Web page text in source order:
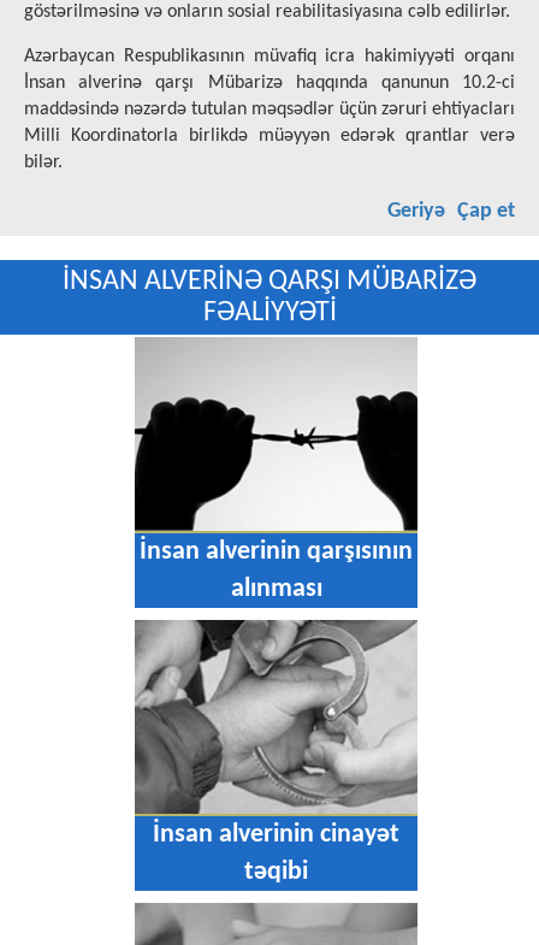
göstərilməsinə və onların sosial reabilitasiyasına cəlb edilirlər.
Azərbaycan Respublikasının müvafiq icra hakimiyyəti orqanı
İnsan alverinə qarşı Mübarizə haqqında qanunun 10.2-ci
maddəsində nəzərdə tutulan məqsədlər üçün zəruri ehtiyacları
Milli Koordinatorla birlikdə müəyyən edərək qrantlar verə
bilər.
Çap et
Geriyə
İNSAN ALVERİNƏ QARŞI MÜBARİZƏ
FƏALİYYƏTİ
İnsan alverinin qarşısının
alınması
İnsan alverinin cinayət